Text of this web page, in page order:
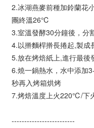
2.冰湖燕麥前種加鈴蘭花
團終溫26℃
3.室溫發酵30分鐘後，分
4.以擀麵桿擀長捲起,製成
5.放在烤焙紙上,進行最
6.燒一鍋熱水，水中添加
秒再入烤箱烘烤
7.烤焙溫度上火220℃/下
-------------------------